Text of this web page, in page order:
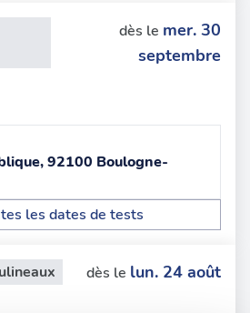
dès le mer. 30
septembre
92100 Boulogne-
les dates de tests
dès le lun. 24 août